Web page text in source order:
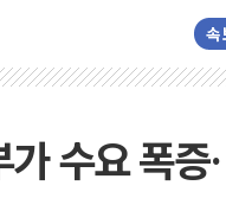
속
가 수요 폭